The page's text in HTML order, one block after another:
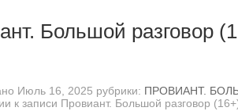
Большой разговор
Июль 16, 2025 рубрики: ПРОВИАНТ.
к записи Провиант. Большой разговор